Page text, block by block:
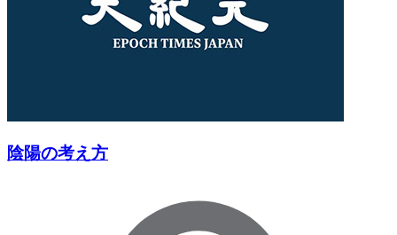
陰陽の考え方